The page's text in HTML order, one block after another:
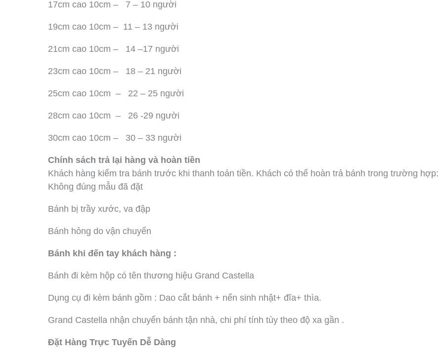
17cm cao 10cm – 7 – 10 người
19cm cao 10cm – 11 – 13 người
21cm cao 10cm – 14 –17 người
23cm cao 10cm – 18 – 21 người
25cm cao 10cm – 22 – 25 người
28cm cao 10cm – 26 -29 người
30cm cao 10cm – 30 – 33 người
Chính sách trả lại hàng và hoàn tiền
Khách hàng kiểm tra bánh trước khi thanh toán tiền. Khách có thể hoàn trả bánh trong trường hợp:
Không đúng mẫu đã đặt
Bánh bị trầy xước, va đập
Bánh hỏng do vận chuyển
Bánh khi đến tay khách hàng :
Bánh đi kèm hộp có tên thương hiệu Grand Castella
Dụng cụ đi kèm bánh gồm : Dao cắt bánh + nến sinh nhật+ đĩa+ thìa.
Grand Castella nhận chuyển bánh tận nhà, chi phí tính tùy theo độ xa gần .
Đặt Hàng Trực Tuyến Dễ Dàng